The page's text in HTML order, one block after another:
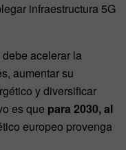
infraestructura 5G
debe acelerar la
aumentar su
y diversificar
es que para 2030, al
europeo provenga